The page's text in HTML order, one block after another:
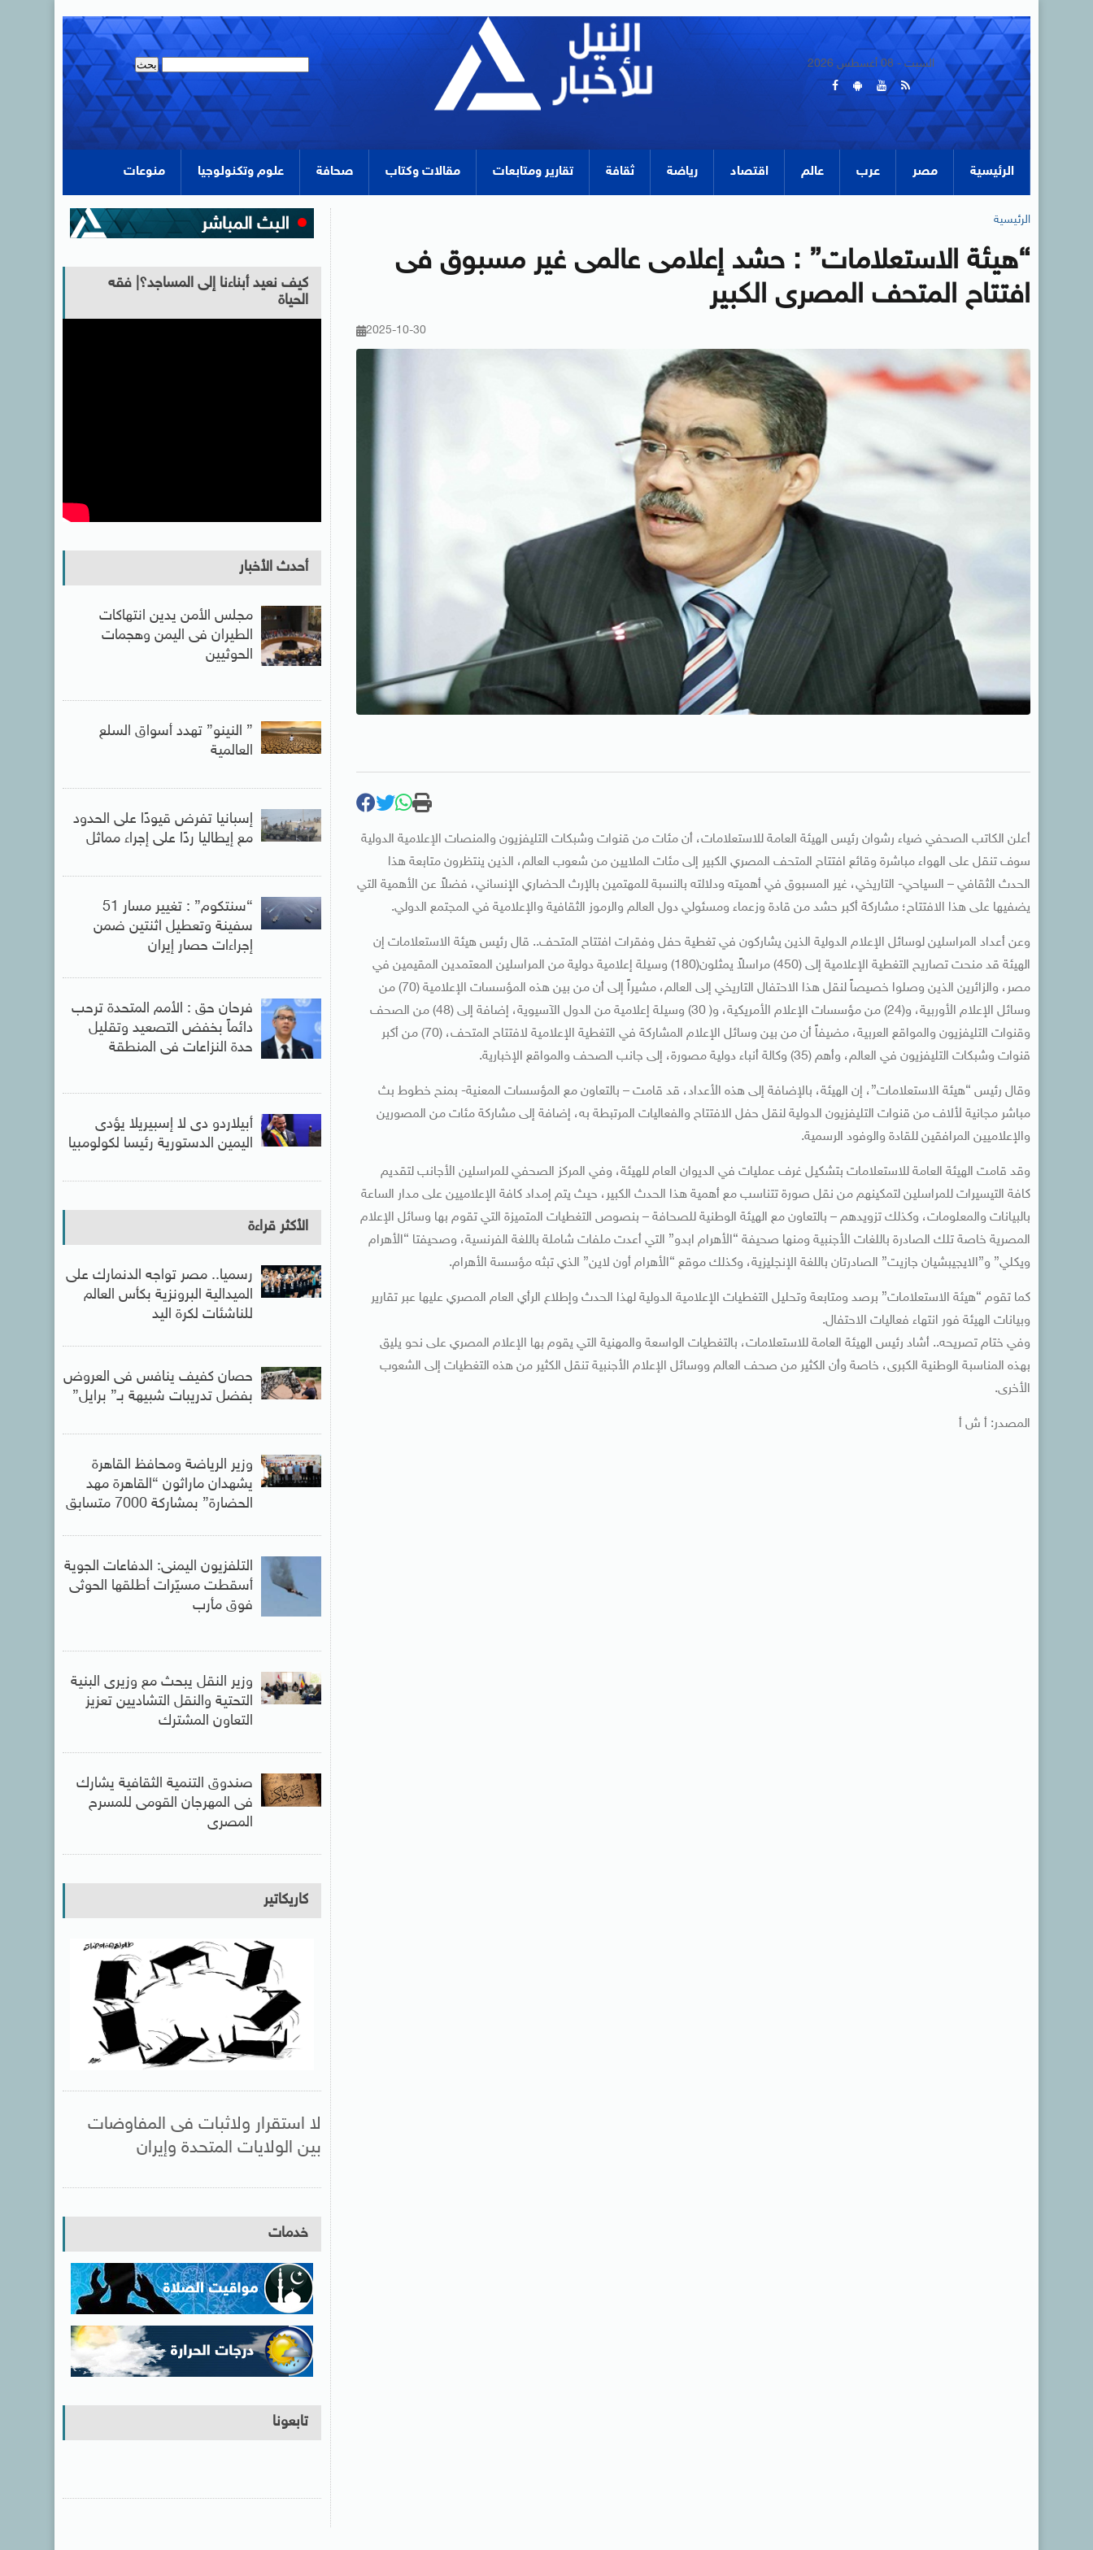
السبت - 08 أغسطس 2026
الرئيسية مصر عرب عالم اقتصاد رياضة ثقافة تقارير ومتابعات مقالات وكتاب صحافة علوم وتكنولوجيا منوعات
الرئيسية
“هيئة الاستعلامات” : حشد إعلامى عالمى غير مسبوق فى
افتتاح المتحف المصرى الكبير
2025-10-30
أعلن الكاتب الصحفي ضياء رشوان رئيس الهيئة العامة للاستعلامات، أن مئات من قنوات وشبكات التليفزيون والمنصات الإعلامية الدولية
سوف تنقل على الهواء مباشرة وقائع افتتاح المتحف المصري الكبير إلى مئات الملايين من شعوب العالم، الذين ينتظرون متابعة هذا
الحدث الثقافي – السياحي- التاريخي، غير المسبوق في أهميته ودلالته بالنسبة للمهتمين بالإرث الحضاري الإنساني، فضلاً عن الأهمية التي
يضفيها على هذا الافتتاح؛ مشاركة أكبر حشد من قادة وزعماء ومسئولي دول العالم والرموز الثقافية والإعلامية في المجتمع الدولي.
وعن أعداد المراسلين لوسائل الإعلام الدولية الذين يشاركون في تغطية حفل وفقرات افتتاح المتحف.. قال رئيس هيئة الاستعلامات إن
الهيئة قد منحت تصاريح التغطية الإعلامية إلى (450) مراسلاً يمثلون(180) وسيلة إعلامية دولية من المراسلين المعتمدين المقيمين في
مصر، والزائرين الذين وصلوا خصيصاً لنقل هذا الاحتفال التاريخي إلى العالم، مشيراً إلى أن من بين هذه المؤسسات الإعلامية (70) من
وسائل الإعلام الأوربية، و(24) من مؤسسات الإعلام الأمريكية، و( 30) وسيلة إعلامية من الدول الآسيوية، إضافة إلى (48) من الصحف
وقنوات التليفزيون والمواقع العربية، مضيفاً أن من بين وسائل الإعلام المشاركة في التغطية الإعلامية لافتتاح المتحف، (70) من أكبر
قنوات وشبكات التليفزيون في العالم، وأهم (35) وكالة أنباء دولية مصورة، إلى جانب الصحف والمواقع الإخبارية.
وقال رئيس “هيئة الاستعلامات”، إن الهيئة، بالإضافة إلى هذه الأعداد، قد قامت – بالتعاون مع المؤسسات المعنية- بمنح خطوط بث
مباشر مجانية لألاف من قنوات التليفزيون الدولية لنقل حفل الافتتاح والفعاليات المرتبطة به، إضافة إلى مشاركة مئات من المصورين
والإعلاميين المرافقين للقادة والوفود الرسمية.
وقد قامت الهيئة العامة للاستعلامات بتشكيل غرف عمليات في الديوان العام للهيئة، وفي المركز الصحفي للمراسلين الأجانب لتقديم
كافة التيسيرات للمراسلين لتمكينهم من نقل صورة تتناسب مع أهمية هذا الحدث الكبير، حيث يتم إمداد كافة الإعلاميين على مدار الساعة
بالبيانات والمعلومات، وكذلك تزويدهم – بالتعاون مع الهيئة الوطنية للصحافة – بنصوص التغطيات المتميزة التي تقوم بها وسائل الإعلام
المصرية خاصة تلك الصادرة باللغات الأجنبية ومنها صحيفة “الأهرام ابدو” التي أعدت ملفات شاملة باللغة الفرنسية، وصحيفتا “الأهرام
ويكلي” و”الايجيبشيان جازيت” الصادرتان باللغة الإنجليزية، وكذلك موقع “الأهرام أون لاين” الذي تبثه مؤسسة الأهرام.
كما تقوم “هيئة الاستعلامات” برصد ومتابعة وتحليل التغطيات الإعلامية الدولية لهذا الحدث وإطلاع الرأي العام المصري عليها عبر تقارير
وبيانات الهيئة فور انتهاء فعاليات الاحتفال.
وفي ختام تصريحه.. أشاد رئيس الهيئة العامة للاستعلامات، بالتغطيات الواسعة والمهنية التي يقوم بها الإعلام المصري على نحو يليق
بهذه المناسبة الوطنية الكبرى، خاصة وأن الكثير من صحف العالم ووسائل الإعلام الأجنبية تنقل الكثير من هذه التغطيات إلى الشعوب
الأخرى.
المصدر: أ ش أ
كيف نعيد أبناءنا إلى المساجد؟| فقه
الحياة
أحدث الأخبار
مجلس الأمن يدين انتهاكات
الطيران فى اليمن وهجمات
الحوثيين
” النينو” تهدد أسواق السلع
العالمية
إسبانيا تفرض قيودًا على الحدود
مع إيطاليا ردًا على إجراء مماثل
“سنتكوم” : تغيير مسار 51
سفينة وتعطيل اثنتين ضمن
إجراءات حصار إيران
فرحان حق : الأمم المتحدة ترحب
دائماً بخفض التصعيد وتقليل
حدة النزاعات فى المنطقة
أبيلاردو دى لا إسبيريلا يؤدى
اليمين الدستورية رئيسا لكولومبيا
الأكثر قراءة
رسميا.. مصر تواجه الدنمارك على
الميدالية البرونزية بكأس العالم
للناشئات لكرة اليد
حصان كفيف ينافس فى العروض
بفضل تدريبات شبيهة بـ” برايل”
وزير الرياضة ومحافظ القاهرة
يشهدان ماراثون “القاهرة مهد
الحضارة” بمشاركة 7000 متسابق
التلفزيون اليمنى: الدفاعات الجوية
أسقطت مسيّرات أطلقها الحوثى
فوق مأرب
وزير النقل يبحث مع وزيرى البنية
التحتية والنقل التشاديين تعزيز
التعاون المشترك
صندوق التنمية الثقافية يشارك
فى المهرجان القومى للمسرح
المصرى
كاريكاتير
لا استقرار ولاثبات فى المفاوضات
بين الولايات المتحدة وإيران
خدمات
تابعونا